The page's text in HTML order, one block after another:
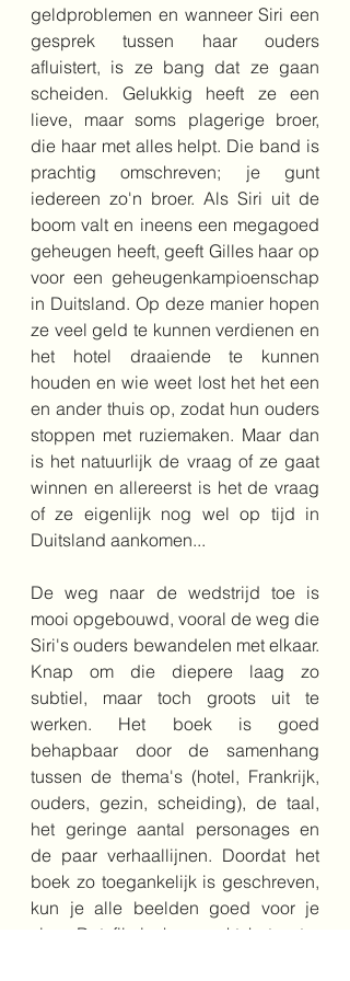
geldproblemen en wanneer Siri een
gesprek tussen haar ouders
afluistert, is ze bang dat ze gaan
scheiden. Gelukkig heeft ze een
lieve, maar soms plagerige broer,
die haar met alles helpt. Die band is
prachtig omschreven; je gunt
iedereen zo'n broer. Als Siri uit de
boom valt en ineens een megagoed
geheugen heeft, geeft Gilles haar op
voor een geheugenkampioenschap
in Duitsland. Op deze manier hopen
ze veel geld te kunnen verdienen en
het hotel draaiende te kunnen
houden en wie weet lost het het een
en ander thuis op, zodat hun ouders
stoppen met ruziemaken. Maar dan
is het natuurlijk de vraag of ze gaat
winnen en allereerst is het de vraag
of ze eigenlijk nog wel op tijd in
Duitsland aankomen...
De weg naar de wedstrijd toe is
mooi opgebouwd, vooral de weg die
Siri's ouders bewandelen met elkaar.
Knap om die diepere laag zo
subtiel, maar toch groots uit te
werken. Het boek is goed
behapbaar door de samenhang
tussen de thema's (hotel, Frankrijk,
ouders, gezin, scheiding), de taal,
het geringe aantal personages en
de paar verhaallijnen. Doordat het
boek zo toegankelijk is geschreven,
kun je alle beelden goed voor je
zien. Dat filmische maakt het extra